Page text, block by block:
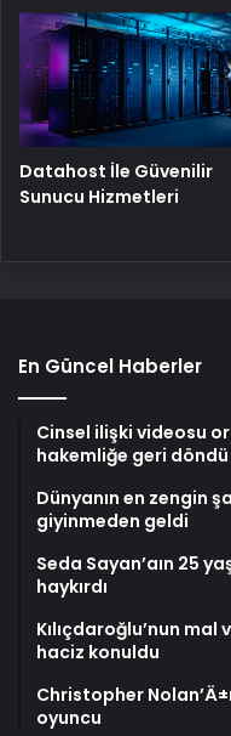
Datahost İle Güvenilir
Sunucu Hizmetleri
En Güncel Haberler
Cinsel ilişki videosu
hakemliğe geri döndü
Dünyanın en zengin
giyinmeden geldi
Seda Sayan’aın 25
haykırdı
Kılıçdaroğlu’nun mal
haciz konuldu
Christopher
oyuncu